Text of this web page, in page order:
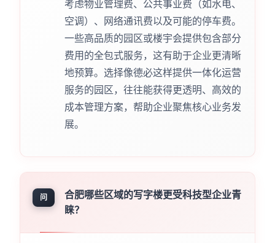
考虑物业管理费、公共事业费（如水电、
空调）、网络通讯费以及可能的停车费。
一些高品质的园区或楼宇会提供包含部分
费用的全包式服务，这有助于企业更清晰
地预算。选择像德必这样提供一体化运营
服务的园区，往往能获得更透明、高效的
成本管理方案，帮助企业聚焦核心业务发
展。
问
合肥哪些区域的写字楼更受科技型企业青
睐？